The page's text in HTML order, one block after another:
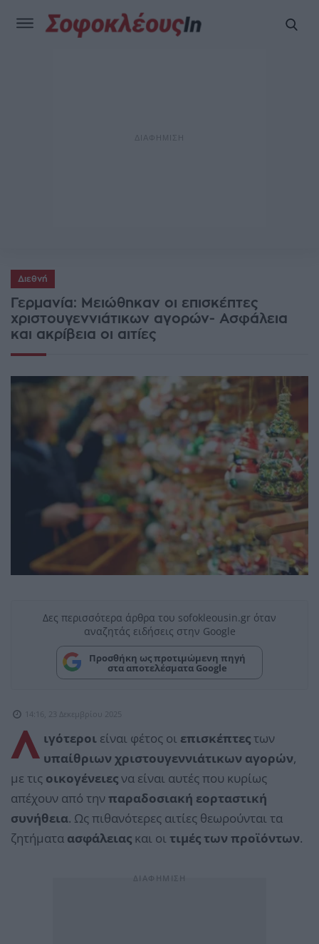
Διεθνή
Γερμανία: Μειώθηκαν οι επισκέπτες
χριστουγεννιάτικων αγορών- Ασφάλεια
και ακρίβεια οι αιτίες
Δες περισσότερα άρθρα του sofokleousin.gr όταν
αναζητάς ειδήσεις στην Google
Προσθήκη ως προτιμώμενη πηγή
στα αποτελέσματα Google
14:16, 23 Δεκεμβρίου 2025
Λ ιγότεροι είναι φέτος οι επισκέπτεςτων
υπαίθριων χριστουγεννιάτικων αγορών,
με τις οικογένειεςνα είναι αυτές που κυρίως
απέχουν από τηνπαραδοσιακή εορταστική
συνήθεια. Ως πιθανότερες αιτίες θεωρούνται τα
ζητήματα ασφάλειας και οι τιμές των προϊόντων.